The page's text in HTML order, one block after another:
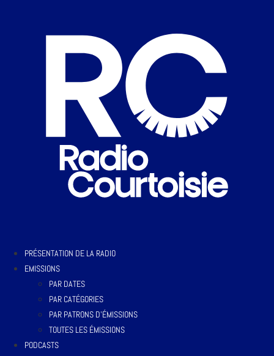
PRÉSENTATION DE LA RADIO
EMISSIONS
PAR DATES
PAR CATÉGORIES
PAR PATRONS D’ÉMISSIONS
TOUTES LES ÉMISSIONS
PODCASTS